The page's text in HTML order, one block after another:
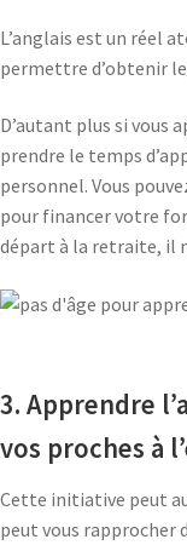
L’anglais est un réel
permettre d’obtenir
D’autant plus si vous
prendre le temps
personnel. Vous
pour financer votre
départ à la retraite, il
3. Apprendre
vos proches à
Cette initiative peut
peut vous rapprocher